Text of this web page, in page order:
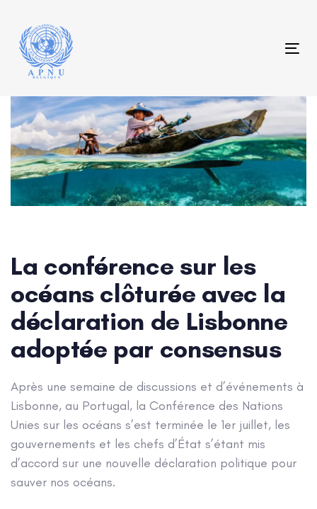
content
La conférence sur les
océans clôturée avec la
déclaration de Lisbonne
adoptée par consensus
Après une semaine de discussions et d’événements à
Lisbonne, au Portugal, la Conférence des Nations
Unies sur les océans s’est terminée le 1er juillet, les
gouvernements et les chefs d’État s’étant mis
d’accord sur une nouvelle déclaration politique pour
sauver nos océans.